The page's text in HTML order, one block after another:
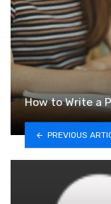
How to Write a
PREVIOUS